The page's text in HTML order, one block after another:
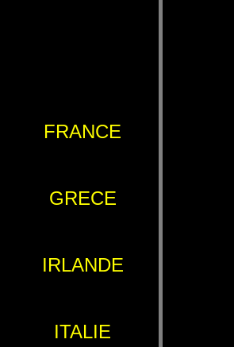
FRANCE
GRECE
IRLANDE
ITALIE